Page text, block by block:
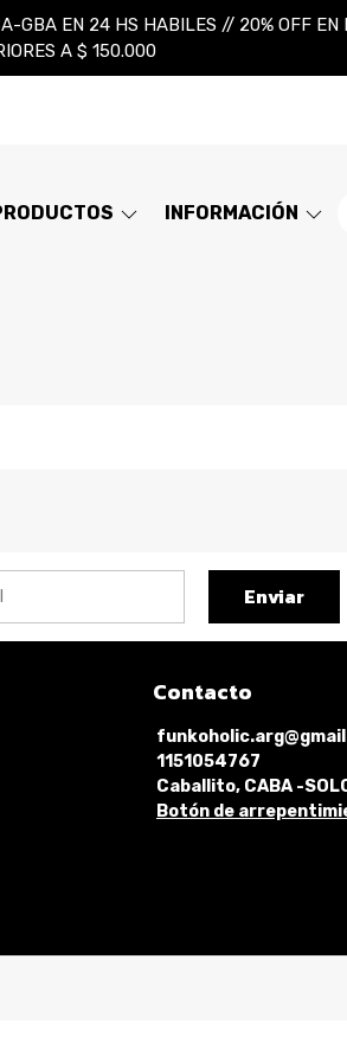
GBA EN 24 HS HABILES // 20% OFF EN
A $ 150.000
INFORMACIÓN
Enviar
Contacto
1151054767
Caballito, CABA -
Botón de